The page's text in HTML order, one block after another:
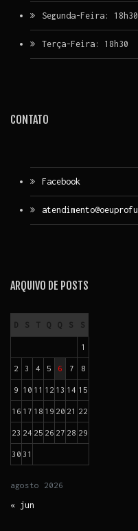
Segunda-Feira: 18h30
Terça-Feira: 18h30
CONTATO
Facebook
ARQUIVO DE POSTS
agosto 2026
D S T Q Q S S
1
2 3 4 5 6 7 8
9 10 11 12 13 14 15
16 17 18 19 20 21 22
23 24 25 26 27 28 29
30 31
« jun